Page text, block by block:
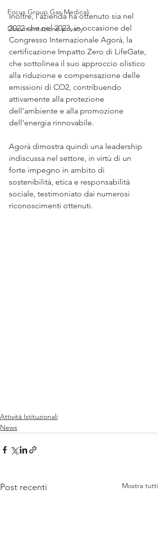
Focus Group Gas Medicali
Documentazione privacy
Inoltre, l'azienda ha ottenuto sia nel
2022 che nel 2023, in occasione del
Congresso Internazionale Agorà, la
certificazione Impatto Zero di LifeGate,
che sottolinea il suo approccio olistico
alla riduzione e compensazione delle
emissioni di CO2, contribuendo
attivamente alla protezione
dell'ambiente e alla promozione
dell'energia rinnovabile.
Agorà dimostra quindi una leadership
indiscussa nel settore, in virtù di un
forte impegno in ambito di
sostenibilità, etica e responsabilità
sociale, testimoniato dai numerosi
riconoscimenti ottenuti.
Attività Istituzionali
News
Post recenti Mostra tutti